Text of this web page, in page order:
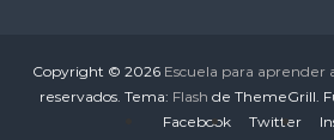
Copyright © 2026 Escuela para aprender
reservados. Tema: Flash de ThemeGrill.
Facebook
Twitter